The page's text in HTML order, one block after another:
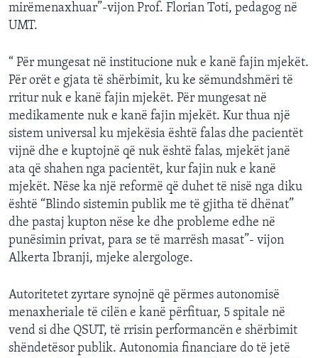
mirëmenaxhuar”-vijon Prof. Florian Toti, pedagog në
UMT.
“ Për mungesat në institucione nuk e kanë fajin mjekët.
Për orët e gjata të shërbimit, ku ke sëmundshmëri të
rritur nuk e kanë fajin mjekët. Për mungesat në
medikamente nuk e kanë fajin mjekët. Kur thua një
sistem universal ku mjekësia është falas dhe pacientët
vijnë dhe e kuptojnë që nuk është falas, mjekët janë
ata që shahen nga pacientët, kur fajin nuk e kanë
mjekët. Nëse ka një reformë që duhet të nisë nga diku
është “Blindo sistemin publik me të gjitha të dhënat”
dhe pastaj kupton nëse ke dhe probleme edhe në
punësimin privat, para se të marrësh masat”- vijon
Alkerta Ibranji, mjeke alergologe.
Autoritetet zyrtare synojnë që përmes autonomisë
menaxheriale të cilën e kanë përfituar, 5 spitale në
vend si dhe QSUT, të rrisin performancën e shërbimit
shëndetësor publik. Autonomia financiare do të jetë